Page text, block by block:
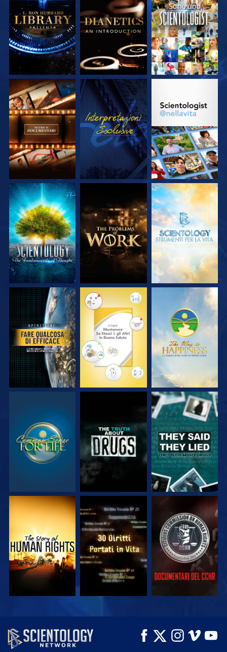
ESPLORA LE
SERIE
ESPLORA LE
SERIE
GUARDA
ESPLORA LE
SERIE
GUARDA
ESPLORA LE
ESPLORA LE
SERIE
ESPLORA LE
SERIE
ESPLORA LE
SERIE
GUARDA GUARDA GUARDA
GUARDA GUARDA GUARDA
GUARDA GUARDA GUARDA
GUARDA
ESPLORA LE
SERIE